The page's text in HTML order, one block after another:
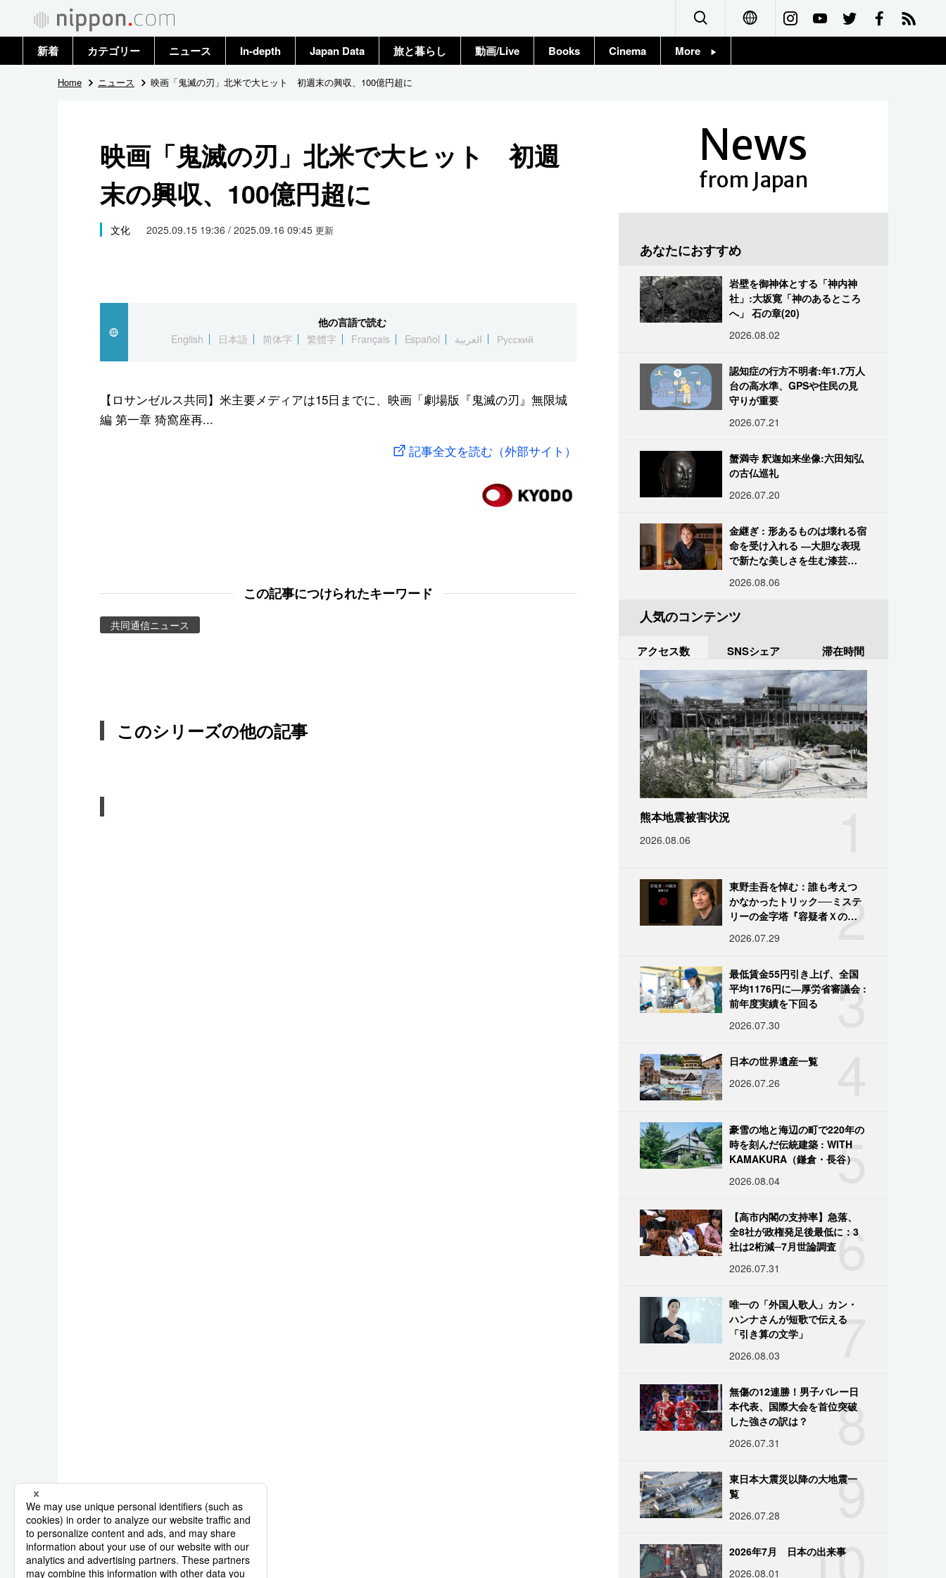
Français
新着 カテゴリー
政治・外交
国際
社会
文化
スポーツ・東京2020
ニュース
トップ
In-depth Japan Data 旅と暮らし 動画/Live Books Cinema More
Home ニュース 映画「鬼滅の刃」北米で大ヒット 初週末の興収、100億円超に
映画「鬼滅の刃」北米で大ヒット 初週
末の興収、100億円超に
文化 2025.09.15 19:36 / 2025.09.16 09:45 更新
他の言語で読む
English
日本語 简体字 繁體字 Français Español العربية Русский
【ロサンゼルス共同】米主要メディアは15日までに、映画「劇場版『鬼滅の刃』無限城
編 第一章 猗窩座再...
記事全文を読む（外部サイト）
この記事につけられたキーワード
共同通信ニュース
このシリーズの他の記事
News
from Japan
あなたにおすすめ
岩壁を御神体とする「神内神
社」:大坂寛「神のあるところ
へ」 石の章(20)
2026.08.02
認知症の行方不明者:年1.7万人
台の高水準、GPSや住民の見
守りが重要
2026.07.21
蟹満寺 釈迦如来坐像:六田知弘
の古仏巡礼
2026.07.20
金継ぎ : 形あるものは壊れる宿
命を受け入れる ―大胆な表現
で新たな美しさを生む漆芸修
2026.08.06
人気のコンテンツ
アクセス数 SNSシェア 滞在時間
熊本地震被害状況
2026.08.06
2
東野圭吾を悼む：誰も考えつ
かなかったトリック──ミステ
リーの金字塔『容疑者Ｘの献
2026.07.29
3
最低賃金55円引き上げ、全国
平均1176円に―厚労省審議会 :
前年度実績を下回る
2026.07.30
日本の世界遺産一覧
2026.07.26
5
豪雪の地と海辺の町で220年の
時を刻んだ伝統建築 : WITH
KAMAKURA（鎌倉・長谷）
2026.08.04
6
【高市内閣の支持率】急落、
全8社が政権発足後最低に：3
社は2桁減─7月世論調査
2026.07.31
7
唯一の「外国人歌人」カン・
ハンナさんが短歌で伝える
「引き算の文学」
2026.08.03
8
無傷の12連勝！男子バレー日
本代表、国際大会を首位突破
した強さの訳は？
2026.07.31
9
東日本大震災以降の大地震一
覧
2026.07.28
10
2026年7月 日本の出来事
2026.08.01